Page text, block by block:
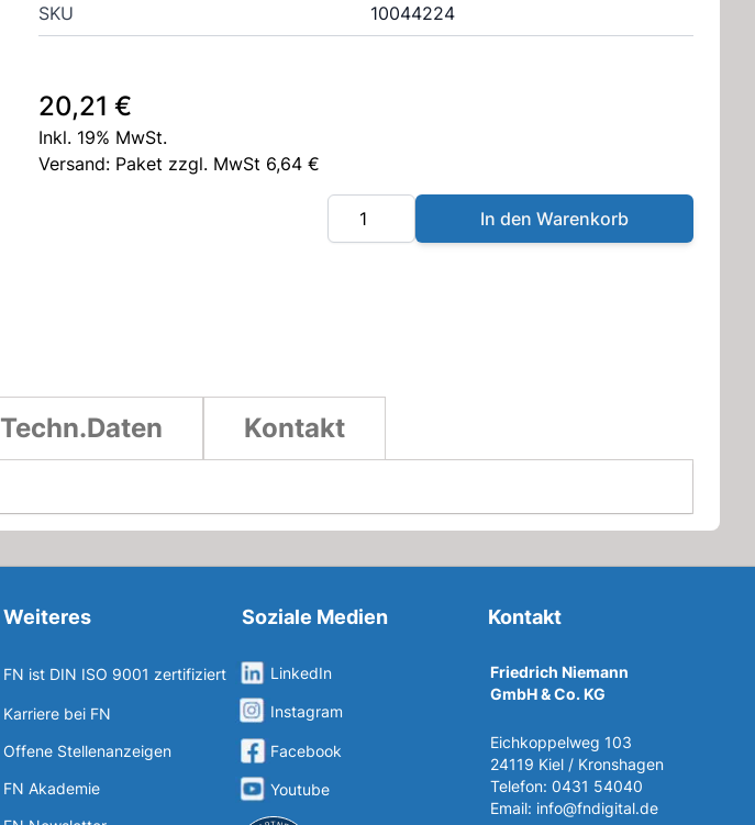
SKU 10044224
20,21 €
Inkl. 19% MwSt.
Versand: Paket zzgl. MwSt 6,64 €
Menge
In den Warenkorb
Techn.Daten Kontakt
Weiteres
FN ist DIN ISO 9001 zertifiziert
Karriere bei FN
Offene Stellenanzeigen
FN Akademie
Soziale Medien
LinkedIn
Instagram
Facebook
Youtube
Kontakt
Friedrich Niemann
GmbH & Co. KG
Eichkoppelweg 103
24119 Kiel / Kronshagen
Telefon: 0431 54040
Email: info@fndigital.de